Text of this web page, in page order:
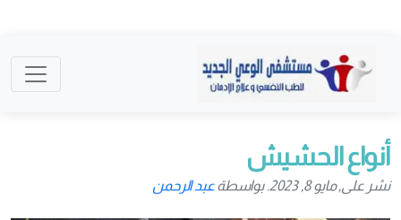
أنواع الحشيش
نشر على, مايو 8, 2023. بواسطة عبد الرحمن